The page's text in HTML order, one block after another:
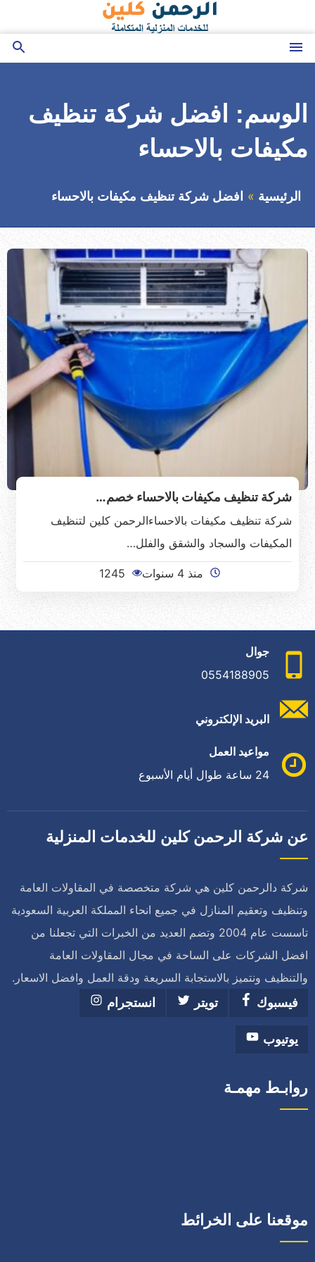
إلى
القائمة
بحث
الوسم:
افضل شركة تنظيف
مكيفات بالاحساء
الرئيسية افضل شركة تنظيف مكيفات بالاحساء
شركة تنظيف مكيفات بالاحساء خصم…
شركة تنظيف مكيفات بالاحساءالرحمن كلين لتنظيف
المكيفات والسجاد والشقق والفلل…
منذ 4 سنوات 1245
جوال
0554188905
البريد الإلكتروني
مواعيد العمل
24 ساعة طوال أيام الأسبوع
عن شركة الرحمن كلين للخدمات المنزلية
شركة دالرحمن كلين هي شركة متخصصة في المقاولات العامة
وتنظيف وتعقيم المنازل في جميع انحاء المملكة العربية السعودية
تاسست عام 2004 وتضم العديد من الخبرات التي تجعلنا من
افضل الشركات على الساحة في مجال المقاولات العامة
والتنظيف ونتميز بالاستجابة السريعة ودقة العمل وافضل الاسعار.
فيسبوك
تويتر انستجرام
يوتيوب
روابـط مهمـة
موقعنا على الخرائط